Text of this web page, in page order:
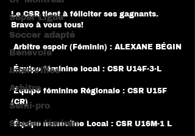
Super Ligue
Soccer adapté
Bénévole
Inter-Villes
Arbitre
Semi-pro
Soccer féminin
Le CSR tient à féliciter ses gagnants.
Bravo à vous tous!
Arbitre espoir (Féminin) : ALEXANE BÉGIN
Équipe féminine local : CSR U14F-3-L
Équipe féminine Régionale : CSR U15F
(CR)
Équipe masculine Local : CSR U16M-1 L